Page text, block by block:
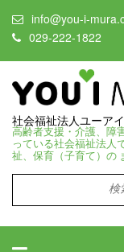
info@you-i-
029-222-1822
社会福祉法人ユーア
高齢者支援・介護、障
っている社会福祉法人
祉、保育（子育て）の
検
索: